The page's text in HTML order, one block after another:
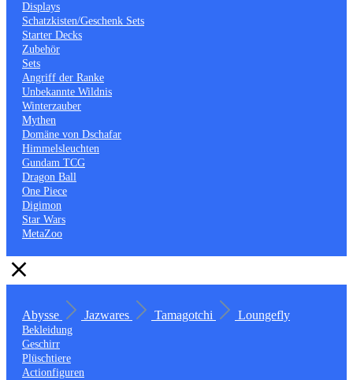
Displays
Schatzkisten/Geschenk Sets
Starter Decks
Zubehör
Sets
Angriff der Ranke
Unbekannte Wildnis
Winterzauber
Mythen
Domäne von Dschafar
Himmelsleuchten
Gundam TCG
Dragon Ball
One Piece
Digimon
Star Wars
MetaZoo
Abysse Jazwares Tamagotchi Loungefly
Bekleidung
Geschirr
Plüschtiere
Actionfiguren